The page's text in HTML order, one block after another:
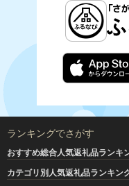
ランキングでさがす
おすすめ総合人気返礼品ランキ
カテゴリ別人気返礼品ランキン